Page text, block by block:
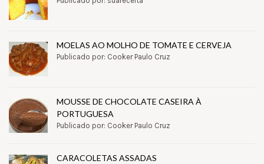
MOELAS AO MOLHO DE TOMATE E CERVEJA
Publicado por: Cooker Paulo Cruz
MOUSSE DE CHOCOLATE CASEIRA À
PORTUGUESA
Publicado por: Cooker Paulo Cruz
CARACOLETAS ASSADAS